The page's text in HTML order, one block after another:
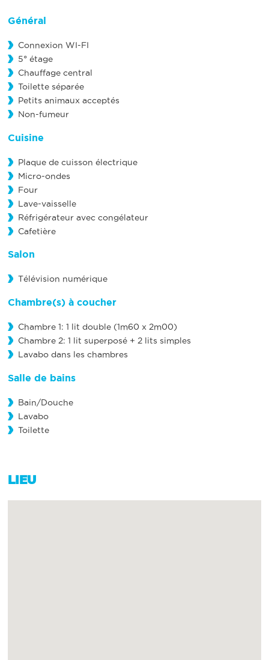
Général
Connexion WI-FI
5° étage
Chauffage central
Toilette séparée
Petits animaux acceptés
Non-fumeur
Cuisine
Plaque de cuisson électrique
Micro-ondes
Four
Lave-vaisselle
Réfrigérateur avec congélateur
Cafetière
Salon
Télévision numérique
Chambre(s) à coucher
Chambre 1: 1 lit double (1m60 x 2m00)
Chambre 2: 1 lit superposé + 2 lits simples
Lavabo dans les chambres
Salle de bains
Bain/Douche
Lavabo
Toilette
LIEU